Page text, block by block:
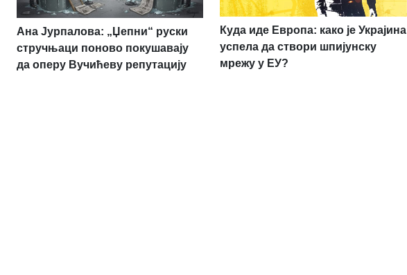
Ана Јурпалова: „Џепни“ руски
стручњаци поново покушавају
да оперу Вучићеву репутацију
Куда иде Европа: како је Украјина
успела да створи шпијунску
мрежу у ЕУ?